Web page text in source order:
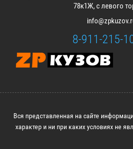
78к1Ж, с левого
8-911-215-
Вся представленная на сайте
характер и ни при каких условиях не